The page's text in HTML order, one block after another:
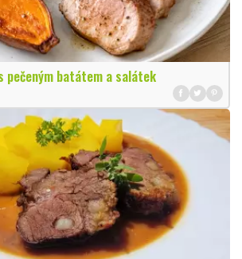
pečeným batátem a salátek